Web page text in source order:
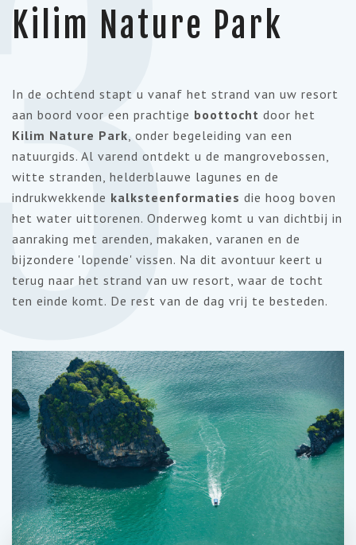
Kilim Nature Park
In de ochtend stapt u vanaf het strand van uw resort
aan boord voor een prachtige boottocht door het
Kilim Nature Park, onder begeleiding van een
natuurgids. Al varend ontdekt u de mangrovebossen,
witte stranden, helderblauwe lagunes en de
indrukwekkende kalksteenformaties die hoog boven
het water uittorenen. Onderweg komt u van dichtbij in
aanraking met arenden, makaken, varanen en de
bijzondere 'lopende' vissen. Na dit avontuur keert u
terug naar het strand van uw resort, waar de tocht
ten einde komt. De rest van de dag vrij te besteden.